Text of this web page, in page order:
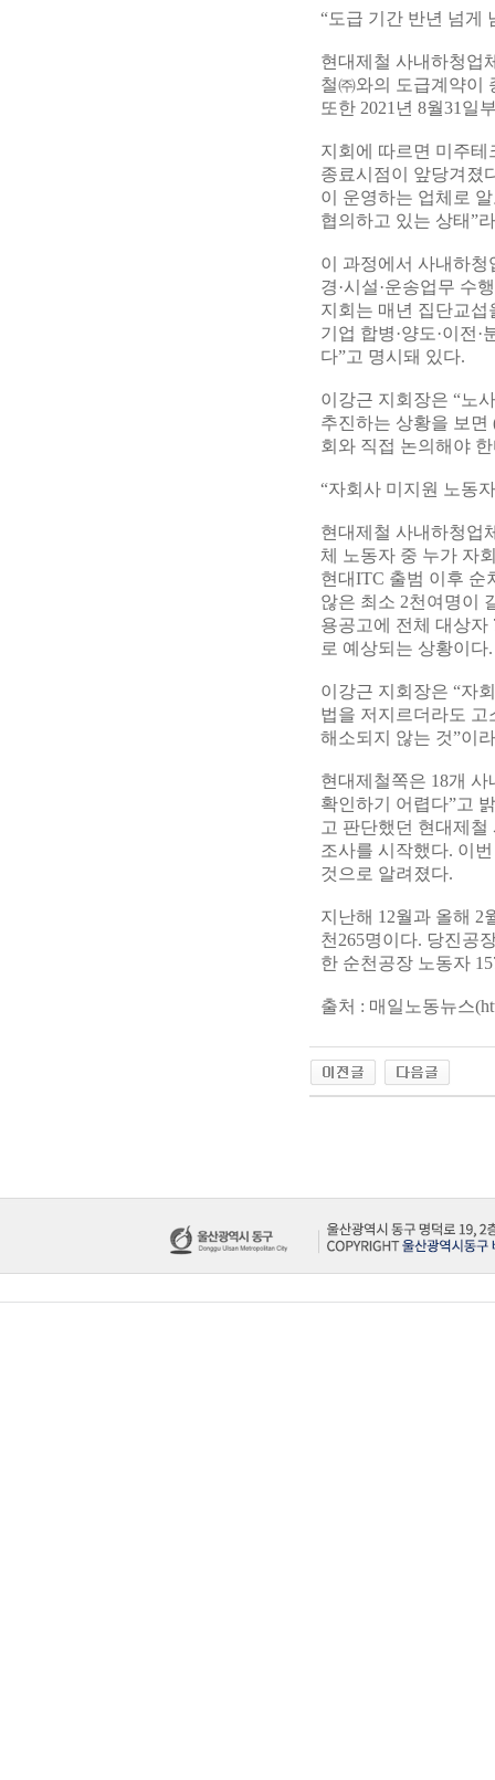
“도급 기간 반년 넘게
현대제철 사내하청업
철㈜와의 도급계약이
또한 2021년 8월31일
지회에 따르면 미주테
종료시점이 앞당겨졌
이 운영하는 업체로
협의하고 있는 상태”
이 과정에서 사내하청
경·시설·운송업무 수
지회는 매년 집단교섭
기업 합병·양도·이전
다”고 명시돼 있다.
이강근 지회장은 “노
추진하는 상황을 보면
회와 직접 논의해야
“자회사 미지원 노동
현대제철 사내하청업
체 노동자 중 누가 자
현대ITC 출범 이후 순
않은 최소 2천여명이
용공고에 전체 대상자
로 예상되는 상황이다.
이강근 지회장은 “자
법을 저지르더라도
해소되지 않는 것”이
현대제철쪽은 18개
확인하기 어렵다”고
고 판단했던 현대제철
조사를 시작했다. 이
것으로 알려졌다.
지난해 12월과 올해 2
천265명이다. 당진공
한 순천공장 노동자
출처 : 매일노동뉴스